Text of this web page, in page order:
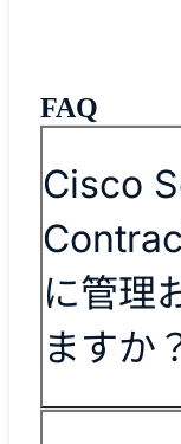
FAQ
Cisco
に管理
ますか